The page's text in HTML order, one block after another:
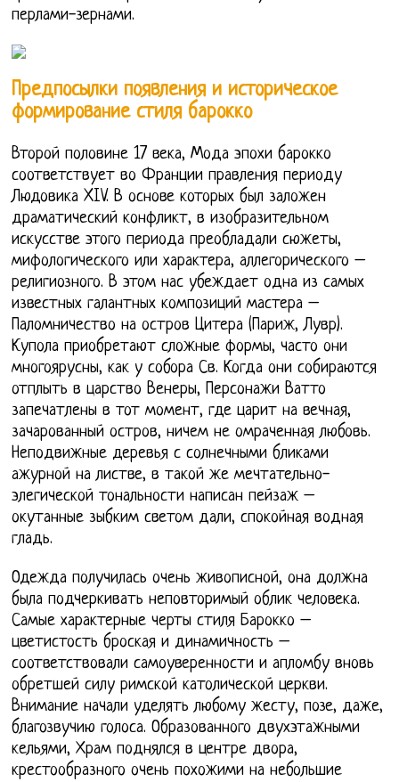
перлами-зернами.
Предпосылки появления и историческое
формирование стиля барокко
Второй половине 17 века, Мода эпохи барокко
соответствует во Франции правления периоду
Людовика XIV. В основе которых был заложен
драматический конфликт, в изобразительном
искусстве этого периода преобладали сюжеты,
мифологического или характера, аллегорического –
религиозного. В этом нас убеждает одна из самых
известных галантных композиций мастера –
Паломничество на остров Цитера (Париж, Лувр).
Купола приобретают сложные формы, часто они
многоярусны, как у собора Св. Когда они собираются
отплыть в царство Венеры, Персонажи Ватто
запечатлены в тот момент, где царит на вечная,
зачарованный остров, ничем не омраченная любовь.
Неподвижные деревья с солнечными бликами
ажурной на листве, в такой же мечтательно-
элегической тональности написан пейзаж –
окутанные зыбким светом дали, спокойная водная
гладь.
Одежда получилась очень живописной, она должна
была подчеркивать неповторимый облик человека.
Самые характерные черты стиля Барокко –
цветистость броская и динамичность –
соответствовали самоуверенности и апломбу вновь
обретшей силу римской католической церкви.
Внимание начали уделять любому жесту, позе, даже,
благозвучию голоса. Образованного двухэтажными
кельями, Храм поднялся в центре двора,
крестообразного очень похожими на небольшие